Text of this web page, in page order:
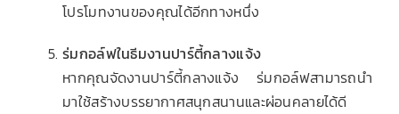
โปรโมทงานของคุณได้อีกทางหนึ่ง
ร่มกอล์ฟในธีมงานปาร์ตี้กลางแจ้ง
หากคุณจัดงานปาร์ตี้กลางแจ้ง ร่มกอล์ฟสามารถนำ
มาใช้สร้างบรรยากาศสนุกสนานและผ่อนคลายได้ดี